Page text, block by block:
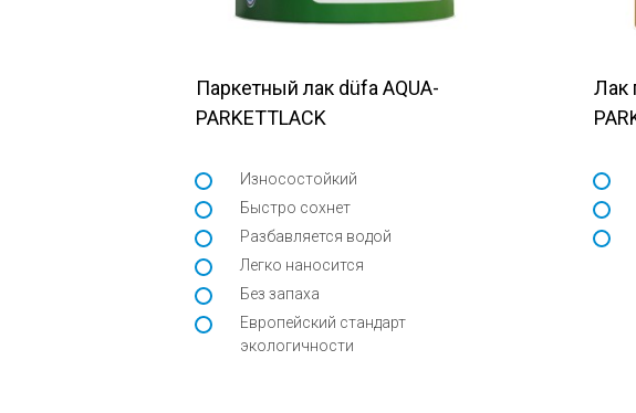
Паркетный лак düfa AQUA-
PARKETTLACK
Износостойкий
Быстро сохнет
Разбавляется водой
Легко наносится
Без запаха
Европейский стандарт
экологичности
Лак